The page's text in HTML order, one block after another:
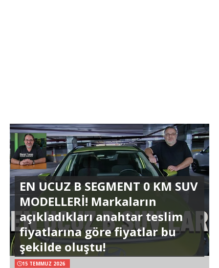
EN UCUZ B SEGMENT 0 KM SUV
MODELLERİ! Markaların
açıkladıkları anahtar teslim
fiyatlarına göre fiyatlar bu
şekilde oluştu!
15 TEMMUZ 2026